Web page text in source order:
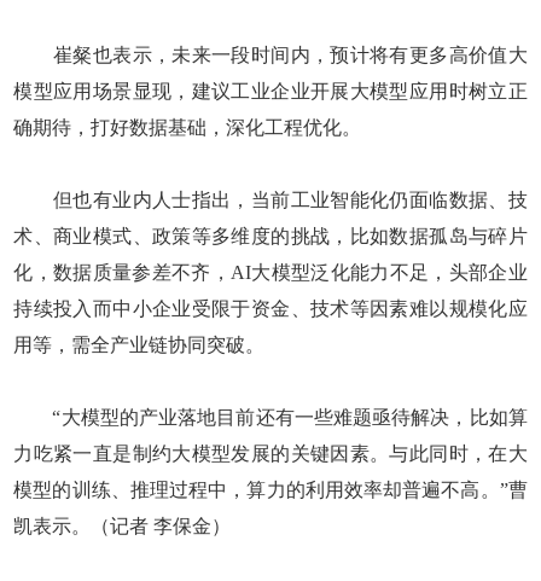
崔粲也表示，未来一段时间内，预计将有更多高价值大
模型应用场景显现，建议工业企业开展大模型应用时树立正
确期待，打好数据基础，深化工程优化。
但也有业内人士指出，当前工业智能化仍面临数据、技
术、商业模式、政策等多维度的挑战，比如数据孤岛与碎片
化，数据质量参差不齐，AI大模型泛化能力不足，头部企业
持续投入而中小企业受限于资金、技术等因素难以规模化应
用等，需全产业链协同突破。
“大模型的产业落地目前还有一些难题亟待解决，比如算
力吃紧一直是制约大模型发展的关键因素。与此同时，在大
模型的训练、推理过程中，算力的利用效率却普遍不高。”曹
凯表示。（记者 李保金）